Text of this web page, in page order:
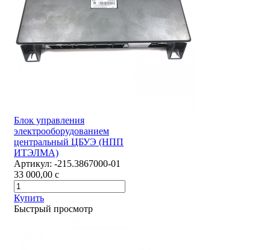
Блок управления
электрооборудованием
центральный ЦБУЭ (НПП
ИТЭЛМА)
Артикул: -215.3867000-01
33 000,00 c
Купить
Быстрый просмотр